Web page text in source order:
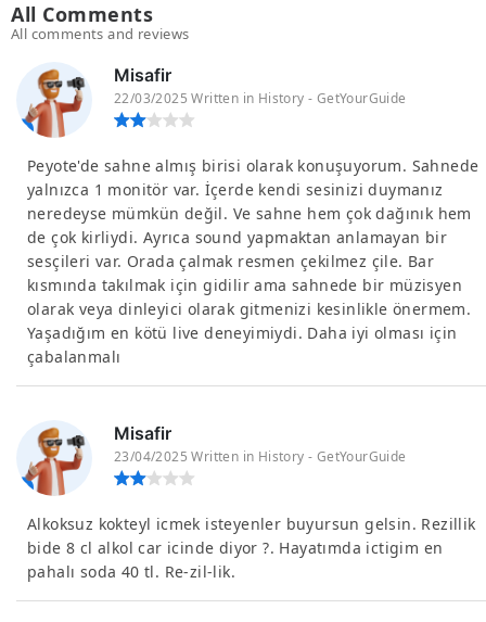
All Comments
All comments and reviews
Misafir
22/03/2025 Written in History - GetYourGuide
Peyote'de sahne almış birisi olarak konuşuyorum. Sahnede
yalnızca 1 monitör var. İçerde kendi sesinizi duymanız
neredeyse mümkün değil. Ve sahne hem çok dağınık hem
de çok kirliydi. Ayrıca sound yapmaktan anlamayan bir
sesçileri var. Orada çalmak resmen çekilmez çile. Bar
kısmında takılmak için gidilir ama sahnede bir müzisyen
olarak veya dinleyici olarak gitmenizi kesinlikle önermem.
Yaşadığım en kötü live deneyimiydi. Daha iyi olması için
çabalanmalı
Misafir
23/04/2025 Written in History - GetYourGuide
Alkoksuz kokteyl icmek isteyenler buyursun gelsin. Rezillik
bide 8 cl alkol car icinde diyor ?. Hayatımda ictigim en
pahalı soda 40 tl. Re-zil-lik.